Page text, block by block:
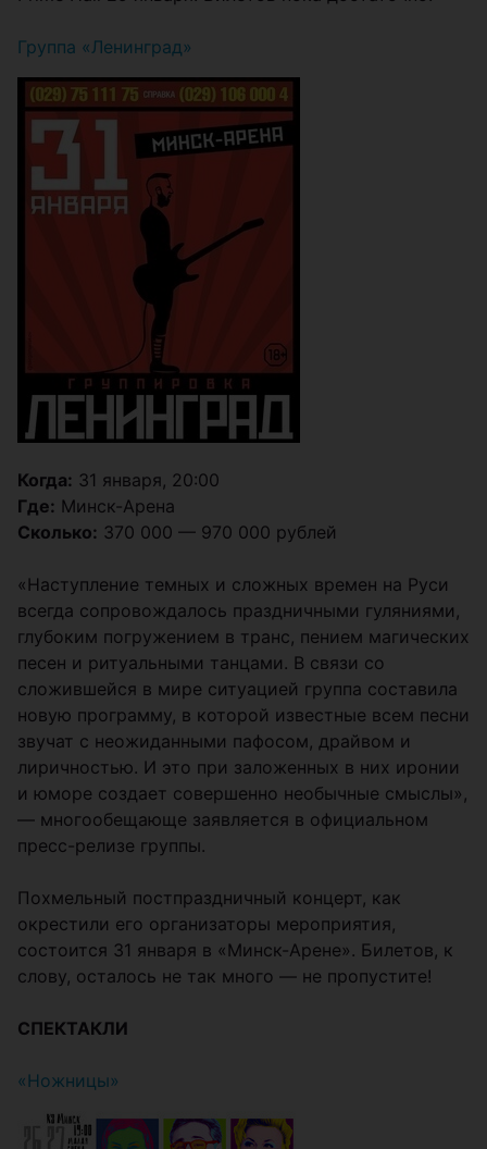
Группа «Ленинград»
Когда: 31 января, 20:00
Где: Минск-Арена
Сколько: 370 000 — 970 000 рублей
«Наступление темных и сложных времен на Руси
всегда сопровождалось праздничными гуляниями,
глубоким погружением в транс, пением магических
песен и ритуальными танцами. В связи со
сложившейся в мире ситуацией группа составила
новую программу, в которой известные всем песни
звучат с неожиданными пафосом, драйвом и
лиричностью. И это при заложенных в них иронии
и юморе создает совершенно необычные смыслы»,
— многообещающе заявляется в официальном
пресс-релизе группы.
Похмельный постпраздничный концерт, как
окрестили его организаторы мероприятия,
состоится 31 января в «Минск-Арене». Билетов, к
слову, осталось не так много — не пропустите!
СПЕКТАКЛИ
«Ножницы»